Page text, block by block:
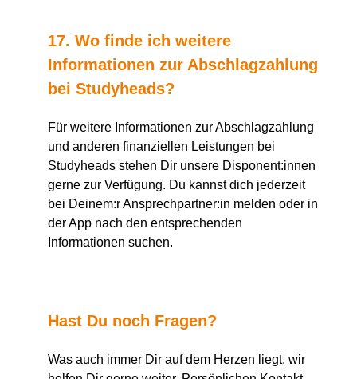
17. Wo finde ich weitere
Informationen zur Abschlagzahlung
bei Studyheads?
Für weitere Informationen zur Abschlagzahlung
und anderen finanziellen Leistungen bei
Studyheads stehen Dir unsere Disponent:innen
gerne zur Verfügung. Du kannst dich jederzeit
bei Deinem:r Ansprechpartner:in melden oder in
der App nach den entsprechenden
Informationen suchen.
Hast Du noch Fragen?
Was auch immer Dir auf dem Herzen liegt, wir